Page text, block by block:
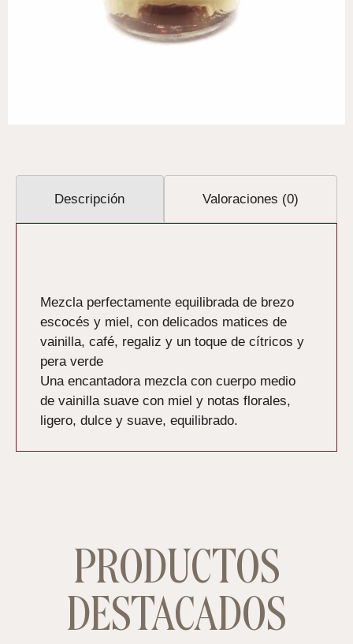
Descripción Valoraciones (0)
Mezcla perfectamente equilibrada de brezo
escocés y miel, con delicados matices de
vainilla, café, regaliz y un toque de cítricos y
pera verde
Una encantadora mezcla con cuerpo medio
de vainilla suave con miel y notas florales,
ligero, dulce y suave, equilibrado.
PRODUCTOS
DESTACADOS